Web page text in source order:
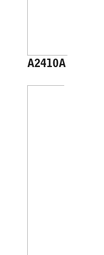
A2410A